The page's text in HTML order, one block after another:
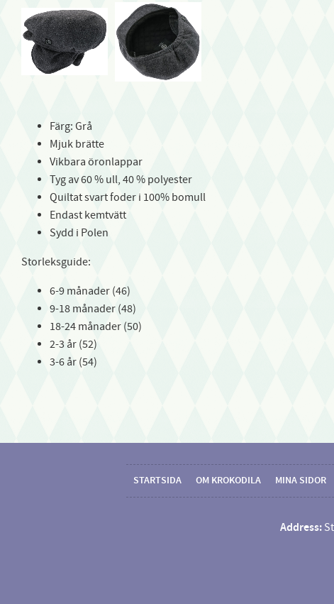
Färg: Grå
Mjuk brätte
Vikbara öronlappar
Tyg av 60 % ull, 40 % polyester
Quiltat svart foder i 100% bomull
Endast kemtvätt
Sydd i Polen
Storleksguide:
6-9 månader (46)
9-18 månader (48)
18-24 månader (50)
2-3 år (52)
3-6 år (54)
STARTSIDA OM KROKODILA MINA SIDOR
Address: